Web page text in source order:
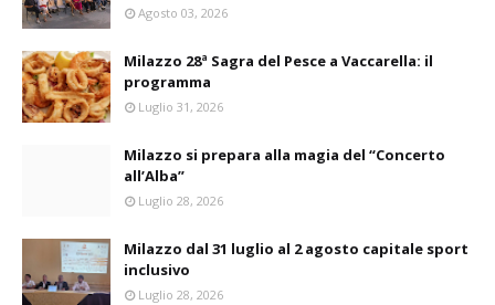
Agosto 03, 2026
Milazzo 28ª Sagra del Pesce a Vaccarella: il
programma
Luglio 31, 2026
Milazzo si prepara alla magia del “Concerto
all’Alba”
Luglio 28, 2026
Milazzo dal 31 luglio al 2 agosto capitale sport
inclusivo
Luglio 28, 2026